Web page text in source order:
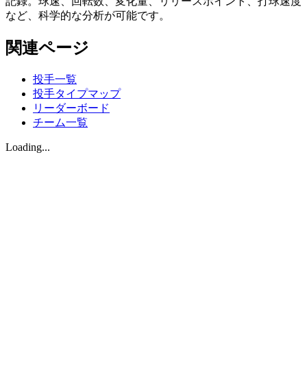
など、科学的な分析が可能です。
関連ページ
投手一覧
投手タイプマップ
リーダーボード
チーム一覧
Loading...